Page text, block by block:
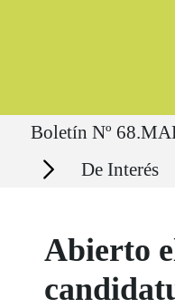
Ruta del sitio
Boletín Nº
Secciones De Interés
Abierto